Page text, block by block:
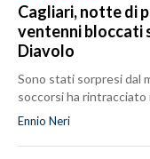
Cagliari, notte di
ventenni bloccati
Diavolo
Sono stati sorpresi dal
soccorsi ha rintracciato
Ennio Neri